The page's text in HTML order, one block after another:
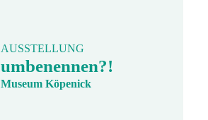
AUSSTELLUNG
umbenennen?!
Museum Köpenick